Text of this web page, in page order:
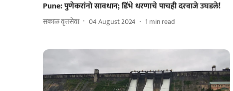
Pune: पुणेकरांनो सावधान; डिंभे धरणाचे पाचही दरवाजे उघडले!
सकाळ वृत्तसेवा 04 August 2024 1 min read